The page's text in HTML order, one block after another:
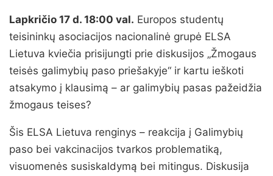
Lapkričio 17 d. 18:00 val. Europos studentų
teisininkų asociacijos nacionalinė grupė ELSA
Lietuva kviečia prisijungti prie diskusijos „Žmogaus
teisės galimybių paso priešakyje“ ir kartu ieškoti
atsakymo į klausimą – ar galimybių pasas pažeidžia
žmogaus teises?
Šis ELSA Lietuva renginys – reakcija į Galimybių
paso bei vakcinacijos tvarkos problematiką,
visuomenės susiskaldymą bei mitingus. Diskusija